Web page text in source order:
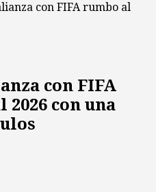
con FIFA rumbo al
con FIFA
con una